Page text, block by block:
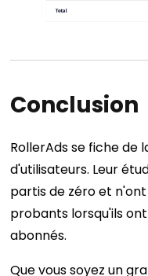
Conclusion
RollerAds se fiche de
d'utilisateurs. Leur
partis de zéro et
probants lorsqu'ils
abonnés.
Que vous soyez un